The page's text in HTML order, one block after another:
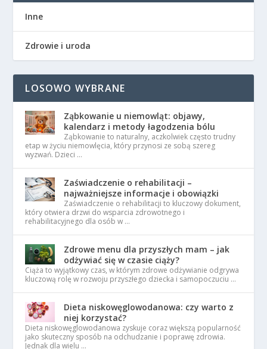
Inne
Zdrowie i uroda
LOSOWO WYBRANE
Ząbkowanie u niemowląt: objawy,
kalendarz i metody łagodzenia bólu
Ząbkowanie to naturalny, aczkolwiek często trudny
etap w życiu niemowlęcia, który przynosi ze sobą szereg
wyzwań. Dzieci …
Zaświadczenie o rehabilitacji –
najważniejsze informacje i obowiązki
Zaświadczenie o rehabilitacji to kluczowy dokument,
który otwiera drzwi do wsparcia zdrowotnego i
rehabilitacyjnego dla osób w …
Zdrowe menu dla przyszłych mam – jak
odżywiać się w czasie ciąży?
Ciąża to wyjątkowy czas, w którym zdrowe odżywianie odgrywa
kluczową rolę w rozwoju przyszłego dziecka i samopoczuciu …
Dieta niskowęglowodanowa: czy warto z
niej korzystać?
Dieta niskowęglowodanowa zyskuje coraz większą popularność
jako skuteczny sposób na odchudzanie i poprawę zdrowia.
Jednak dla wielu …